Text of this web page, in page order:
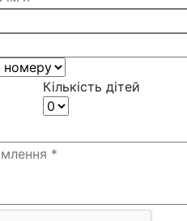
Кількість дітей